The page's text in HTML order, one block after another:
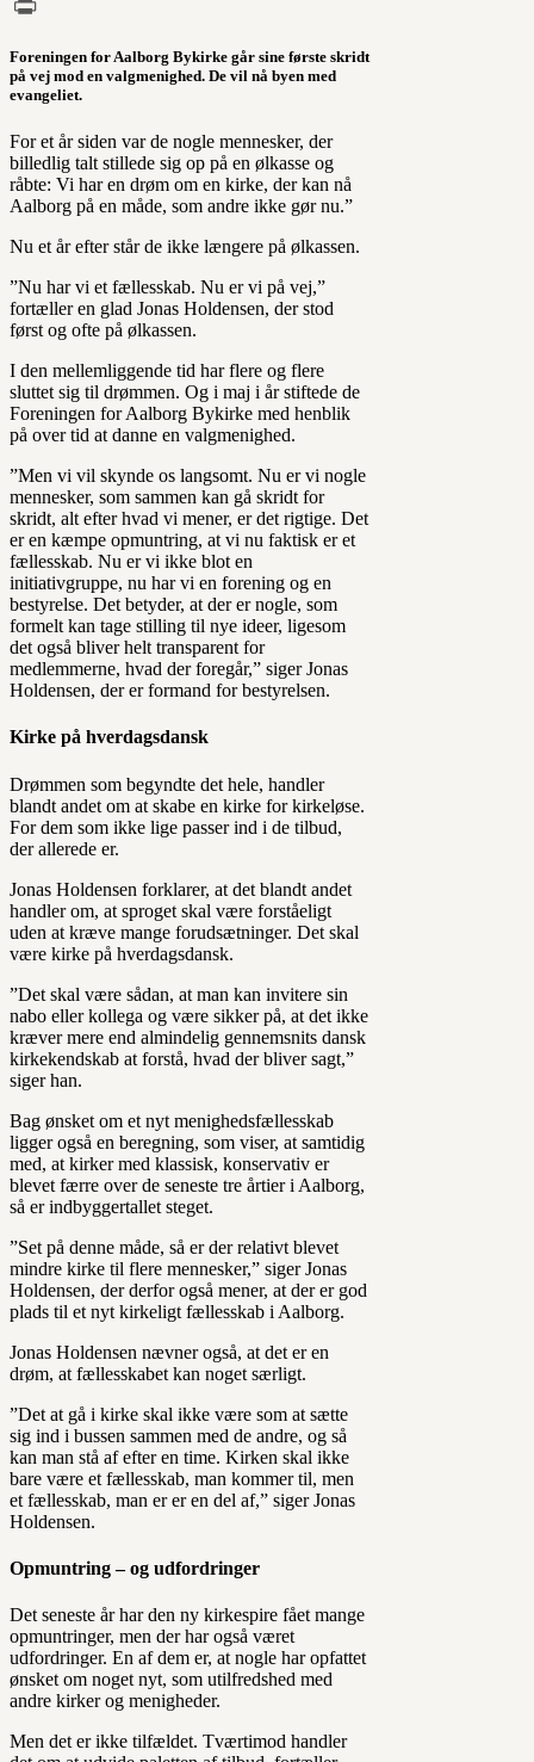
Email
Foreningen for Aalborg Bykirke går sine første skridt
på vej mod en valgmenighed. De vil nå byen med
evangeliet.
For et år siden var de nogle mennesker, der
billedlig talt stillede sig op på en ølkasse og
råbte: Vi har en drøm om en kirke, der kan nå
Aalborg på en måde, som andre ikke gør nu.”
Nu et år efter står de ikke længere på ølkassen.
”Nu har vi et fællesskab. Nu er vi på vej,”
fortæller en glad Jonas Holdensen, der stod
først og ofte på ølkassen.
I den mellemliggende tid har flere og flere
sluttet sig til drømmen. Og i maj i år stiftede de
Foreningen for Aalborg Bykirke med henblik
på over tid at danne en valgmenighed.
”Men vi vil skynde os langsomt. Nu er vi nogle
mennesker, som sammen kan gå skridt for
skridt, alt efter hvad vi mener, er det rigtige. Det
er en kæmpe opmuntring, at vi nu faktisk er et
fællesskab. Nu er vi ikke blot en
initiativgruppe, nu har vi en forening og en
bestyrelse. Det betyder, at der er nogle, som
formelt kan tage stilling til nye ideer, ligesom
det også bliver helt transparent for
medlemmerne, hvad der foregår,” siger Jonas
Holdensen, der er formand for bestyrelsen.
Kirke på hverdagsdansk
Drømmen som begyndte det hele, handler
blandt andet om at skabe en kirke for kirkeløse.
For dem som ikke lige passer ind i de tilbud,
der allerede er.
Jonas Holdensen forklarer, at det blandt andet
handler om, at sproget skal være forståeligt
uden at kræve mange forudsætninger. Det skal
være kirke på hverdagsdansk.
”Det skal være sådan, at man kan invitere sin
nabo eller kollega og være sikker på, at det ikke
kræver mere end almindelig gennemsnits dansk
kirkekendskab at forstå, hvad der bliver sagt,”
siger han.
Bag ønsket om et nyt menighedsfællesskab
ligger også en beregning, som viser, at samtidig
med, at kirker med klassisk, konservativ er
blevet færre over de seneste tre årtier i Aalborg,
så er indbyggertallet steget.
”Set på denne måde, så er der relativt blevet
mindre kirke til flere mennesker,” siger Jonas
Holdensen, der derfor også mener, at der er god
plads til et nyt kirkeligt fællesskab i Aalborg.
Jonas Holdensen nævner også, at det er en
drøm, at fællesskabet kan noget særligt.
”Det at gå i kirke skal ikke være som at sætte
sig ind i bussen sammen med de andre, og så
kan man stå af efter en time. Kirken skal ikke
bare være et fællesskab, man kommer til, men
et fællesskab, man er er en del af,” siger Jonas
Holdensen.
Opmuntring – og udfordringer
Det seneste år har den ny kirkespire fået mange
opmuntringer, men der har også været
udfordringer. En af dem er, at nogle har opfattet
ønsket om noget nyt, som utilfredshed med
andre kirker og menigheder.
Men det er ikke tilfældet. Tværtimod handler